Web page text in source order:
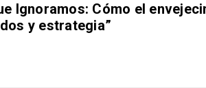
Ignoramos: Cómo el
y estrategia”